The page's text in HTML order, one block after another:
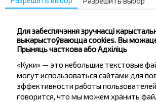
Красное
Церковь
Школа
Для забеспячэння зручнасці
выкарыстоўваюцца cookies. Вы
Прыняць часткова або Адхіліць
«Куки» — это небольшие текстовые
могут использоваться сайтами для
эффективности работы
говорится, что мы можем хранить